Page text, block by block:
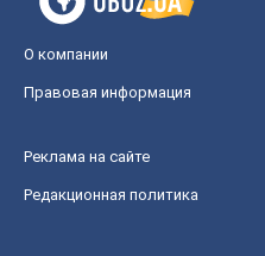
О компании
Правовая информация
Реклама на сайте
Редакционная политика